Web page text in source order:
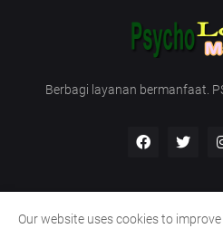
Berbagi layanan bermanfaat.
Tentang
Our website uses cookies to improve